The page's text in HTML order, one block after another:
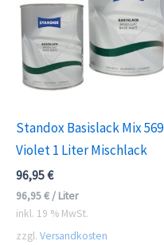
Standox Basislack Mix 569
Violet 1 Liter Mischlack
96,95€
96,95€ / Liter
inkl. 19 % MwSt.
zzgl. Versandkosten